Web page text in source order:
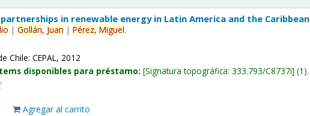
in renewable energy in Latin America and the Caribbean
|Gollán, Juan |Pérez, Miguel.
Chile: CEPAL, 2012
disponibles para préstamo: Signatura topográfica:333.793/C8737i (1).
Agregar al carrito